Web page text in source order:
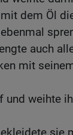
dem Öl
auch
mit
und weihte